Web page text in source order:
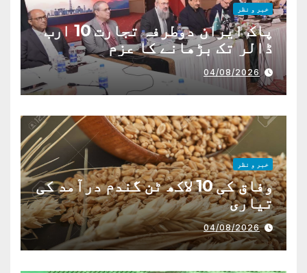
خبر و نظر
پاک ایران دوطرفہ تجارت 10 ارب
ڈالر تک بڑھانے کا عزم
04/08/2026
خبر و نظر
وفاق کی 10 لاکھ ٹن گندم درآمد کی
تیاری
04/08/2026